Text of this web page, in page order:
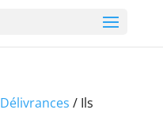
Délivrances / Ils